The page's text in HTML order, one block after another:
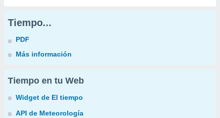
Tiempo...
PDF
Más información
Tiempo en tu Web
Widget de El tiempo
API de Meteorología